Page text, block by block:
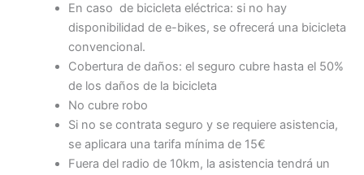
En caso de bicicleta eléctrica: si no hay
disponibilidad de e-bikes, se ofrecerá una bicicleta
convencional.
Cobertura de daños: el seguro cubre hasta el 50%
de los daños de la bicicleta
No cubre robo
Si no se contrata seguro y se requiere asistencia,
se aplicara una tarifa mínima de 15€
Fuera del radio de 10km, la asistencia tendrá un